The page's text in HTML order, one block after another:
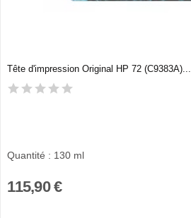
Tête d'impression Original HP 72 (C9383A)...
Quantité : 130 ml
115,90 €